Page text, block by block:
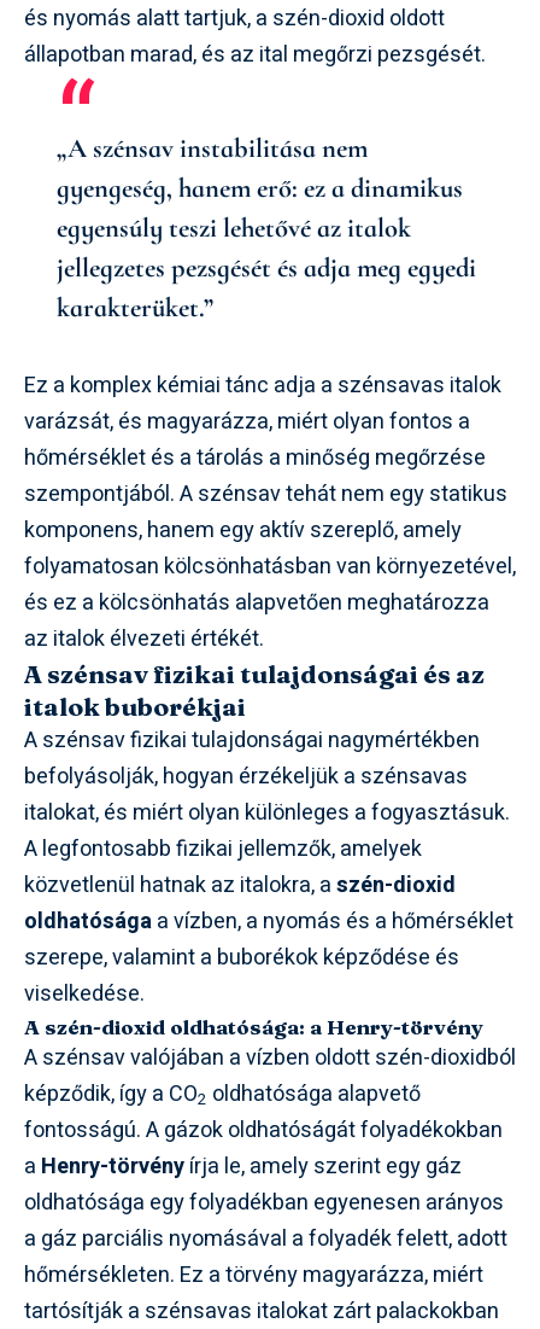
és nyomás alatt tartjuk, a szén-dioxid oldott
állapotban marad, és az ital megőrzi pezsgését.
„A szénsav instabilitása nem
gyengeség, hanem erő: ez a dinamikus
egyensúly teszi lehetővé az italok
jellegzetes pezsgését és adja meg egyedi
karakterüket.”
Ez a komplex kémiai tánc adja a szénsavas italok
varázsát, és magyarázza, miért olyan fontos a
hőmérséklet és a tárolás a minőség megőrzése
szempontjából. A szénsav tehát nem egy statikus
komponens, hanem egy aktív szereplő, amely
folyamatosan kölcsönhatásban van környezetével,
és ez a kölcsönhatás alapvetően meghatározza
az italok élvezeti értékét.
A szénsav fizikai tulajdonságai és az
italok buborékjai
A szénsav fizikai tulajdonságai nagymértékben
befolyásolják, hogyan érzékeljük a szénsavas
italokat, és miért olyan különleges a fogyasztásuk.
A legfontosabb fizikai jellemzők, amelyek
közvetlenül hatnak az italokra, aszén-dioxid
oldhatóságaa vízben, a nyomás és a hőmérséklet
szerepe, valamint a buborékok képződése és
viselkedése.
A szén-dioxid oldhatósága: a Henry-törvény
A szénsav valójában a vízben oldott szén-dioxidból
képződik, így a CO2 oldhatósága alapvető
fontosságú. A gázok oldhatóságát folyadékokban
a Henry-törvényírja le, amely szerint egy gáz
oldhatósága egy folyadékban egyenesen arányos
a gáz parciális nyomásával a folyadék felett, adott
hőmérsékleten. Ez a törvény magyarázza, miért
tartósítják a szénsavas italokat zárt palackokban